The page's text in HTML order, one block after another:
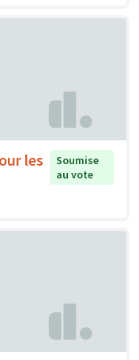
les
Soumise
au vote